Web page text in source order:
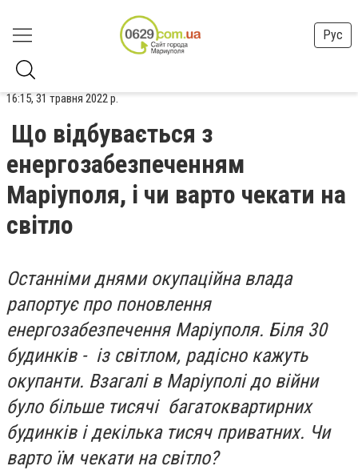
Рус
16:15, 31 травня 2022 р.
Що відбувається з
енергозабезпеченням
Маріуполя, і чи варто чекати на
світло
Останніми днями окупаційна влада
рапортує про поновлення
енергозабезпечення Маріуполя. Біля 30
будинків - із світлом, радісно кажуть
окупанти. Взагалі в Маріуполі до війни
було більше тисячі багатоквартирних
будинків і декілька тисяч приватних. Чи
варто їм чекати на світло?